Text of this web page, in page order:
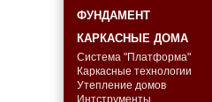
ФУНДАМЕНТ
КАРКАСНЫЕ ДОМА
Система "Платформа"
Каркасные технологии
Утепление домов
Интструменты